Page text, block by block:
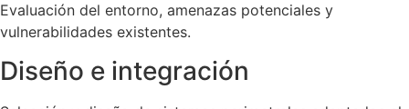
Evaluación del entorno, amenazas potenciales y
vulnerabilidades existentes.
Diseño e integración